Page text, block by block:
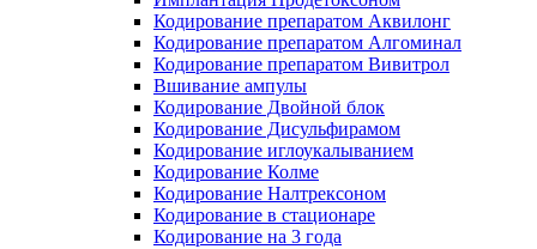
Кодирование препаратом Аквилонг
Кодирование препаратом Алгоминал
Кодирование препаратом Вивитрол
Вшивание ампулы
Кодирование Двойной блок
Кодирование Дисульфирамом
Кодирование иглоукалыванием
Кодирование Колме
Кодирование Налтрексоном
Кодирование в стационаре
Кодирование на 3 года